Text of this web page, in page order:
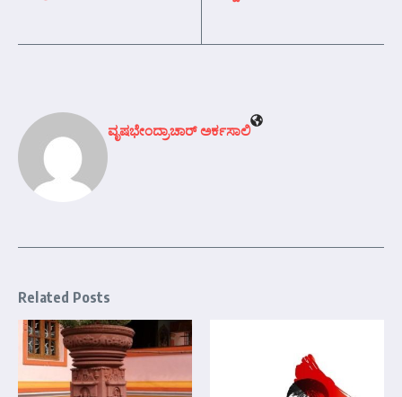
ವೃಷಭೇಂದ್ರಾಚಾರ್‍ ಅರ್ಕಸಾಲಿ
Related Posts